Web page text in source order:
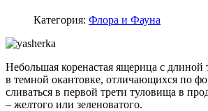
Категория: Флора и Фауна
Небольшая коренастая ящерица с
в темной окантовке, отличающихся по
сливаться в первой трети туловища в
– желтого или зеленоватого.